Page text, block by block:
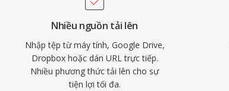
Nhiều nguồn tải lên
Nhập tệp từ máy tính, Google Drive,
Dropbox hoặc dán URL trực tiếp.
Nhiều phương thức tải lên cho sự
tiện lợi tối đa.